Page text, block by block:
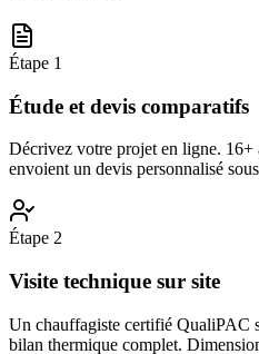
Étape 1
Étude et devis comparatifs
Décrivez votre projet en ligne.
envoient un devis personnalisé
Étape 2
Visite technique sur site
Un chauffagiste certifié QualiPAC
bilan thermique complet.